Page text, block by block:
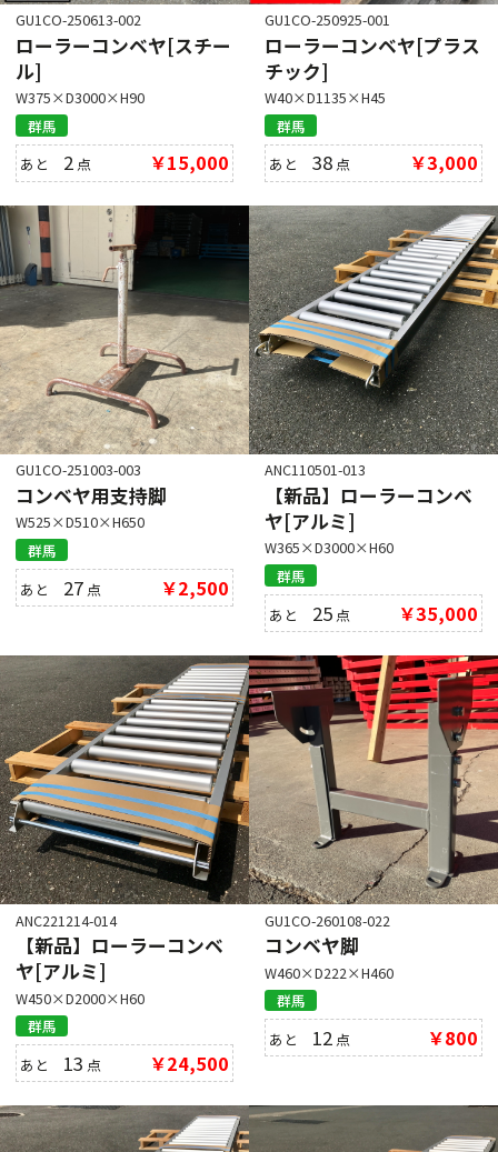
GU1CO-250613-002
ローラーコンベヤ[スチー
ル]
W375×D3000×H90
群馬
あと 2 点 ￥15,000
GU1CO-250925-001
ローラーコンベヤ[プラス
チック]
W40×D1135×H45
群馬
あと38 点 ￥3,000
GU1CO-251003-003
コンベヤ用支持脚
W525×D510×H650
群馬
あと 27 点 ￥2,500
ANC110501-013
【新品】ローラーコンベ
ヤ[アルミ]
W365×D3000×H60
群馬
あと 25 点 ￥35,000
ANC221214-014
【新品】ローラーコンベ
ヤ[アルミ]
W450×D2000×H60
群馬
あと 13 点 ￥24,500
GU1CO-260108-022
コンベヤ脚
W460×D222×H460
群馬
あと 12 点 ￥800